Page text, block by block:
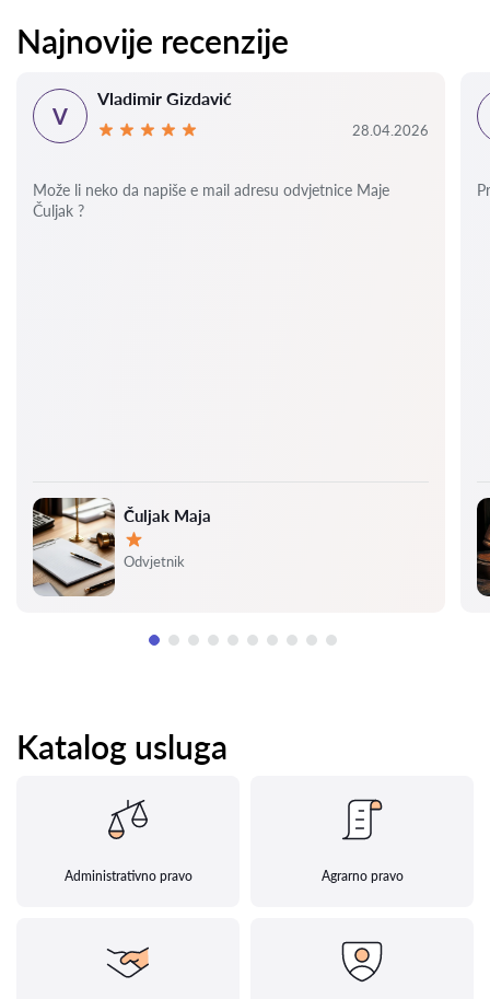
Najnovije recenzije
Čuljak Maja
Ocjena:
Odvjetnik
V
Vladimir Gizdavić
28.04.2026
Može li neko da napiše e mail adresu odvjetnice Maje
Čuljak ?
Katalog usluga
Administrativno pravo Agrarno pravo